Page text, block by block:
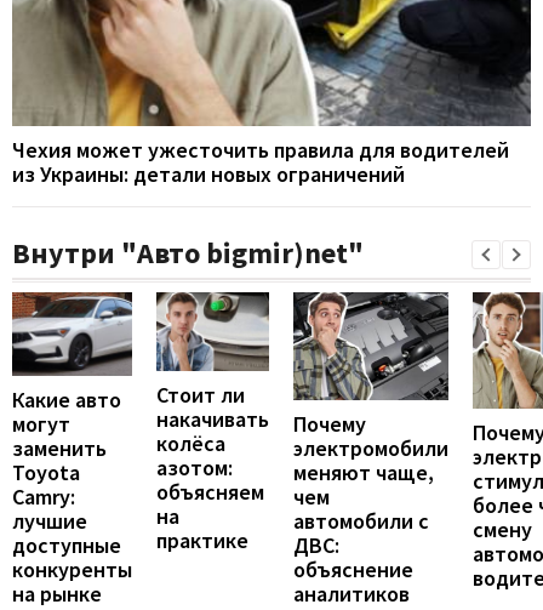
Чехия может ужесточить правила для водителей
из Украины: детали новых ограничений
Внутри "Авто bigmir)net"
Какие авто
могут
заменить
Toyota
Camry:
лучшие
доступные
конкуренты
на рынке
Стоит ли
накачивать
колёса
азотом:
объясняем
на
практике
Почему
электромобили
меняют чаще,
чем
автомобили с
ДВС:
объяснение
аналитиков
более
смену